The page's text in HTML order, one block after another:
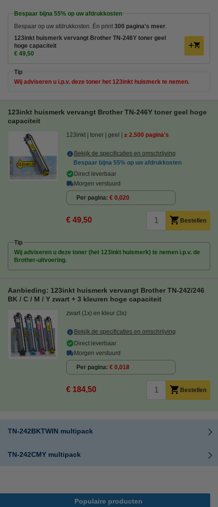
Bespaar bijna 55% op uw afdrukkosten
Bespaar op uw afdrukkosten. Én print 300 pagina's meer
123inkt huismerk vervangt Brother TN-246Y toner geel
hoge capaciteit
€ 49,50
Tip
Wij adviseren u i.p.v. deze toner het 123inkt huismerk te nemen.
123inkt huismerk vervangt Brother TN-246Y toner geel hoge
capaciteit
123inkt toner geel ± 2.500 pagina's
Bekijk de specificaties en omschrijving
Bespaar bijna 55% op uw afdrukkosten
Direct leverbaar
Morgen verstuurd
Per pagina € 0,020
€ 49,50 Bestellen
Tip
Wij adviseren u deze toner (het 123inkt huismerk) te nemen i.p.v. de
Brother-uitvoering.
Aanbieding: 123inkt huismerk vervangt Brother TN-242/246
BK / C / M / Y zwart + 3 kleuren hoge capaciteit
zwart (1x) en kleur (3x)
Bekijk de specificaties en omschrijving
Direct leverbaar
Morgen verstuurd
Per pagina € 0,018
€ 184,50 Bestellen
TN-242BKTWIN multipack
TN-242CMY multipack
Populaire producten